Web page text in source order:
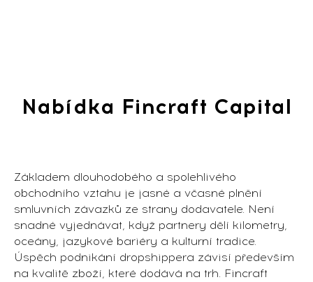
Nabídka Fincraft Capital
Základem dlouhodobého a spolehlivého
obchodního vztahu je jasné a včasné plnění
smluvních závazků ze strany dodavatele. Není
snadné vyjednávat, když partnery dělí kilometry,
oceány, jazykové bariéry a kulturní tradice.
Úspěch podnikání dropshippera závisí především
na kvalitě zboží, které dodává na trh. Fincraft